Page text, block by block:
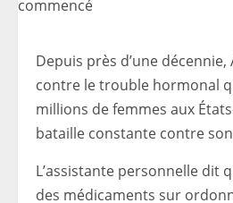
Depuis près d’une décennie,
contre le trouble hormonal
millions de femmes aux
bataille constante contre
L’assistante personnelle dit
des médicaments sur